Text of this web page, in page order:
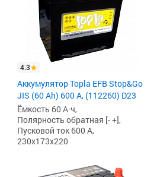
4.3
Аккумулятор Topla EFB Stop&Go
JIS (60 Ah) 600 А, (112260) D23
Ёмкость 60 А·ч,
Полярность обратная [- +],
Пусковой ток 600 А,
230x173x220